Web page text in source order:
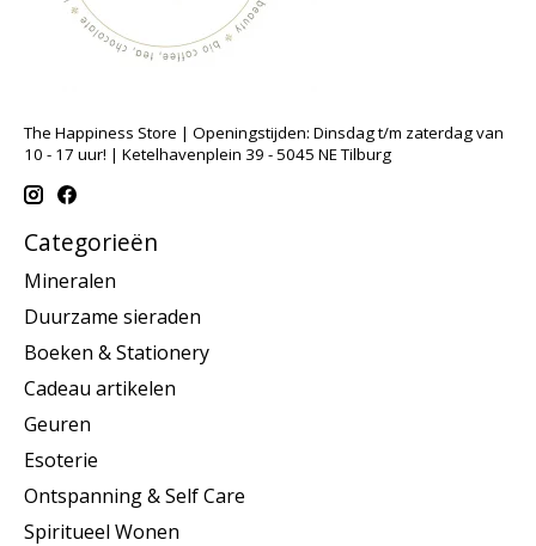
The Happiness Store | Openingstijden: Dinsdag t/m zaterdag van
10 - 17 uur! | Ketelhavenplein 39 - 5045 NE Tilburg
Categorieën
Mineralen
Duurzame sieraden
Boeken & Stationery
Cadeau artikelen
Geuren
Esoterie
Ontspanning & Self Care
Spiritueel Wonen